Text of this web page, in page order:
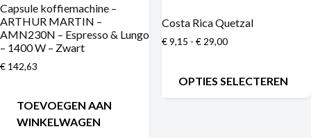
Capsule koffiemachine –
ARTHUR MARTIN –
AMN230N – Espresso & Lungo
– 1400 W – Zwart
€ 142,63
TOEVOEGEN AAN
WINKELWAGEN
Costa Rica Quetzal
€9,15 - €29,00
OPTIES SELECTEREN